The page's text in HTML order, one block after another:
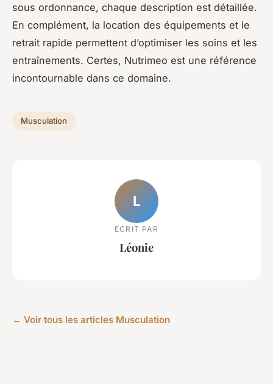
sous ordonnance, chaque description est détaillée.
En complément, la location des équipements et le
retrait rapide permettent d’optimiser les soins et les
entraînements. Certes, Nutrimeo est une référence
incontournable dans ce domaine.
Musculation
L
ECRIT PAR
Léonie
← Voir tous les articles Musculation